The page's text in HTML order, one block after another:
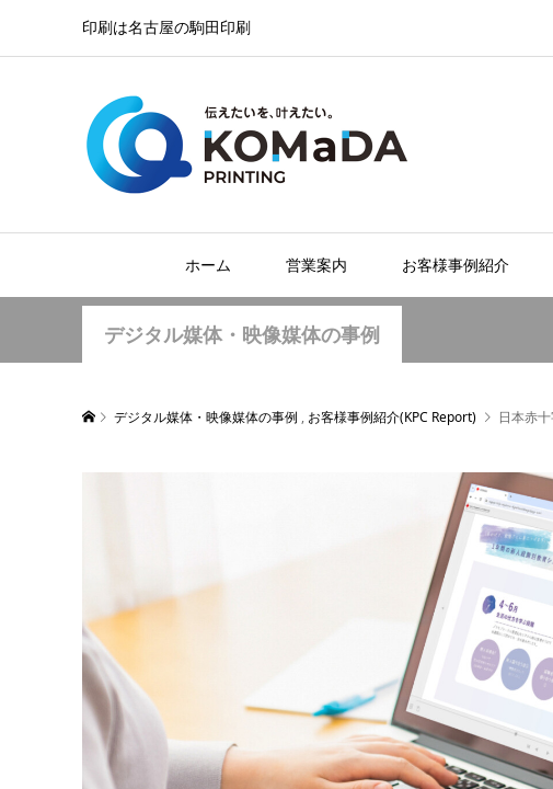
印刷は名古屋の駒田印刷
ホーム 営業案内 お客様事例紹介
デジタル媒体・映像媒体の事例
デジタル媒体・映像媒体の事例 , お客様事例紹介(KPC Report) 日本赤